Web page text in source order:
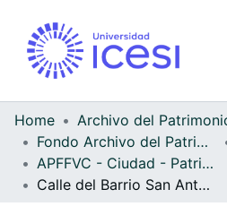
Home
Fondo Archivo del Patrimonio Fotográfico y Fílmico del Valle del Cauca
APFFVC - Ciudad - Patrimonial
Calle del Barrio San Antonio alegremente vestida con el tricolor nacional en día de fiesta patria